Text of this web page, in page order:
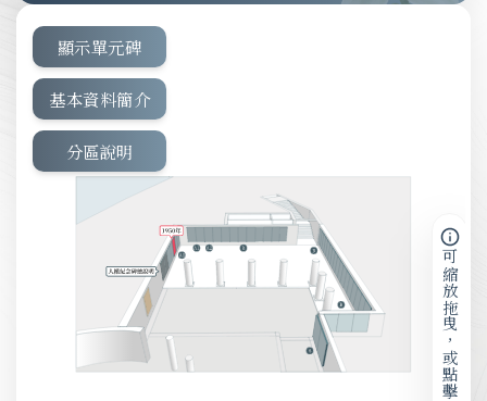
顯示單元碑
基本資料簡介
分區說明
可縮放拖曳，或點擊